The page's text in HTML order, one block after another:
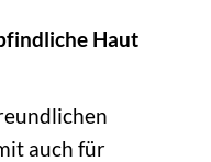
Haut
auch für